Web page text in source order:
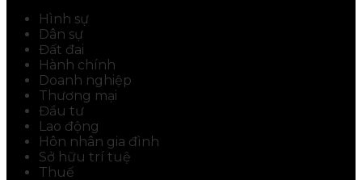
Hình sự
Dân sự
Đất đai
Hành chính
Doanh nghiệp
Thương mại
Đầu tư
Lao động
Hôn nhân gia đình
Sở hữu trí tuệ
Thuế